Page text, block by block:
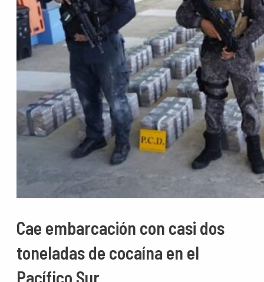
Cae embarcación con casi dos
toneladas de cocaína en el
Pacífico Sur